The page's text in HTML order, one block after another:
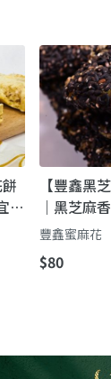
蘭
【豐鑫黑
｜黑芝麻
豐鑫蜜麻花
$80